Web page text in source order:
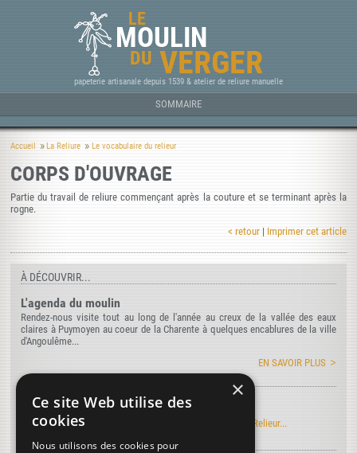
LE
MOULIN
DU VERGER
papeterie artisanale depuis 1539 & atelier de reliure manuelle
SOMMAIRE
Accueil La Reliure Le vocabulaire du relieur
CORPS D'OUVRAGE
Partie du travail de reliure commençant après la couture et se terminant après la
rogne.
< retour | Imprimer cet article
À DÉCOUVRIR...
L'agenda du moulin
Rendez-nous visite tout au long de l'année au creux de la vallée des eaux
claires à Puymoyen au coeur de la Charente à quelques encablures de la ville
d'Angoulême...
EN SAVOIR PLUS
Manuel Roret du Relieur
Découvrez l'édition électronique du manuel Roret du Relieur...
×
Ce site Web utilise des
cookies
Nous utilisons des cookies pour